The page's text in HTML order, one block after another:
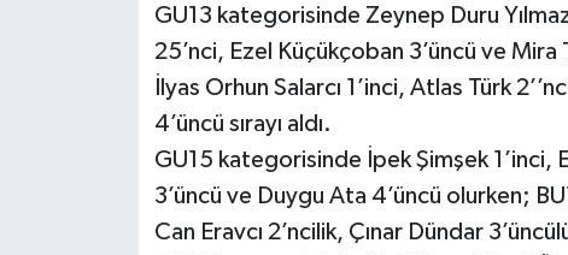
GU13 kategorisinde Zeynep Duru
25’nci, Ezel Küçükçoban 3’üncü ve
İlyas Orhun Salarcı 1’inci, Atlas Türk
4’üncü sırayı aldı.
GU15 kategorisinde İpek Şimşek 1’inci,
3’üncü ve Duygu Ata 4’üncü olurken;
Can Eravcı 2’ncilik, Çınar Dündar